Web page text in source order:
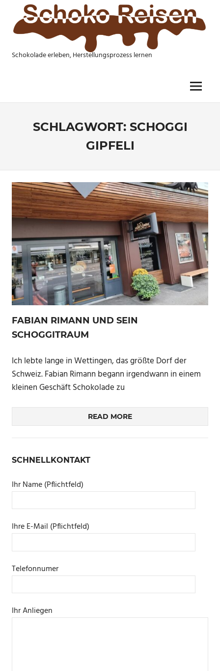
content
Schokolade erleben, Herstellungsprozess lernen
Menu
SCHLAGWORT: SCHOGGI
GIPFELI
FABIAN RIMANN UND SEIN
SCHOGGITRAUM
Ich lebte lange in Wettingen, das größte Dorf der
Schweiz. Fabian Rimann begann irgendwann in einem
kleinen Geschäft Schokolade zu
READ MORE
SCHNELLKONTAKT
Ihr Name (Pflichtfeld)
Ihre E-Mail (Pflichtfeld)
Telefonnumer
Ihr Anliegen